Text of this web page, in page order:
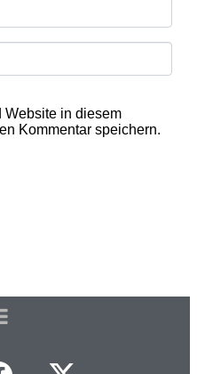
Website in diesem
Kommentar speichern.